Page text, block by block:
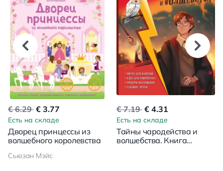
€ 6.29 € 3.77
Есть на складе
Дворец принцессы из
волшебного королевства
Сьюзан Мэйс
€ 7.19 € 4.31
Есть на складе
Тайны чародейства и
волшебства. Книга